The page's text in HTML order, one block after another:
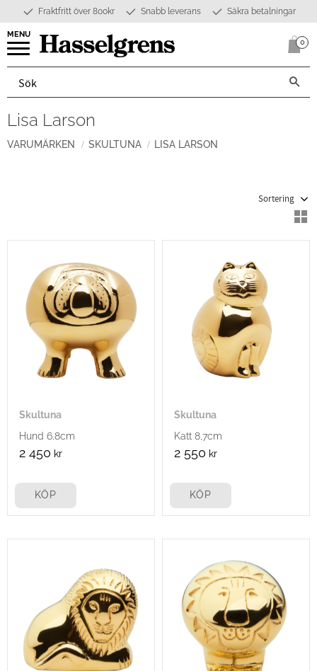
Meny
Fraktfritt över 800kr Snabb leverans Säkra betalningar
0
Lisa Larson
VARUMÄRKEN SKULTUNA LISA LARSON
Skultuna
Hund 6,8cm
2 450 kr
KÖP
Skultuna
Katt 8,7cm
2 550 kr
KÖP